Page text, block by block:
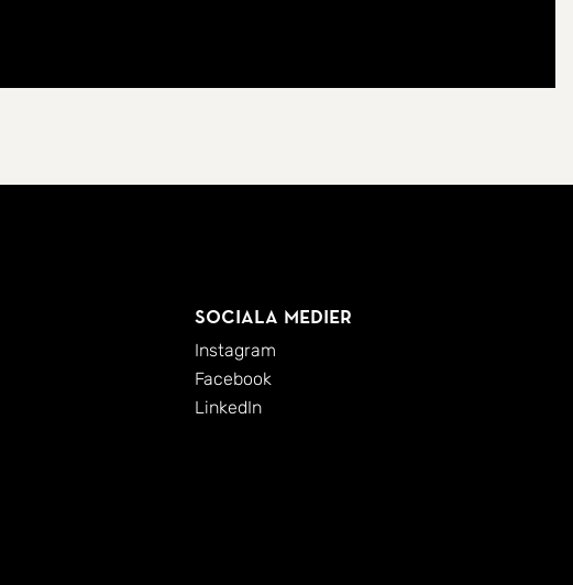
Sociala medier
Instagram
Facebook
LinkedIn